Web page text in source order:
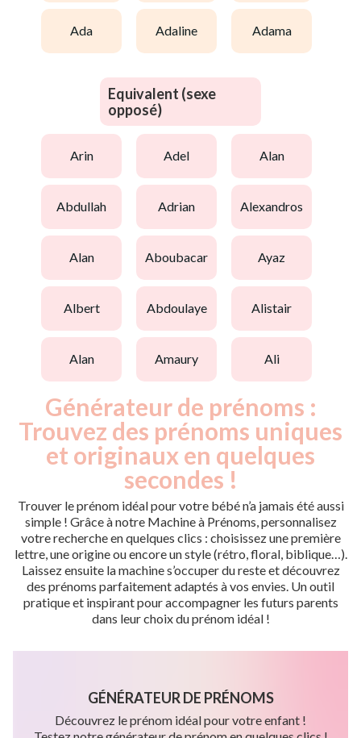
ada adaline adama
Equivalent (sexe
opposé)
arin adel alan
abdullah adrian alexandros
alan aboubacar ayaz
albert abdoulaye alistair
alan amaury ali
Générateur de prénoms :
Trouvez des prénoms uniques
et originaux en quelques
secondes !
Trouver le prénom idéal pour votre bébé n’a jamais été aussi
simple ! Grâce à notre Machine à Prénoms, personnalisez
votre recherche en quelques clics : choisissez une première
lettre, une origine ou encore un style (rétro, floral, biblique…).
Laissez ensuite la machine s’occuper du reste et découvrez
des prénoms parfaitement adaptés à vos envies. Un outil
pratique et inspirant pour accompagner les futurs parents
dans leur choix du prénom idéal !
GÉNÉRATEUR DE PRÉNOMS
Découvrez le prénom idéal pour votre enfant !